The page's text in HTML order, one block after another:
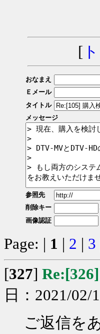
[
おなまえ
Ｅメール
タイトル
メッセージ
参照先
削除キー
画像認証
Page: | 1 | 2 | 3
[327]
日：2021/
ご返信を